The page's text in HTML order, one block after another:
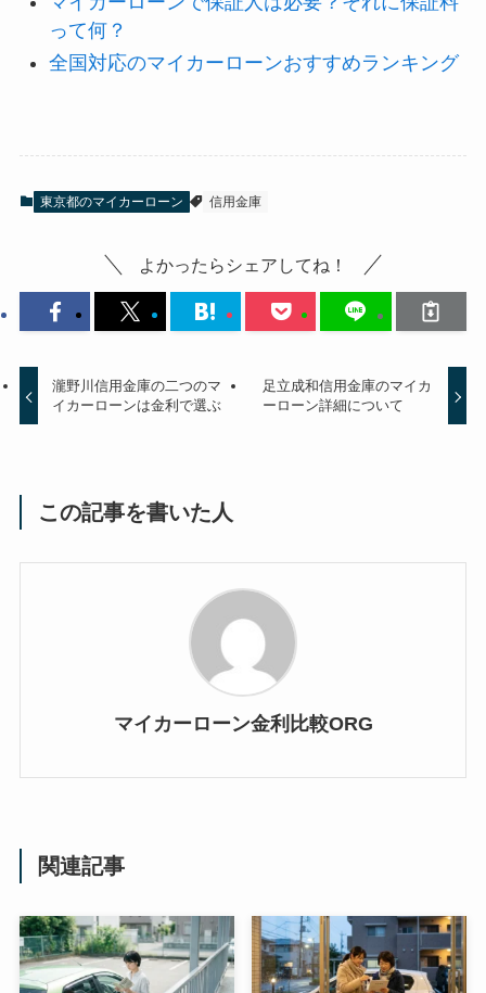
って何？
全国対応のマイカーローンおすすめランキング
東京都のマイカーローン 信用金庫
よかったらシェアしてね！
瀧野川信用金庫の二つのマ
イカーローンは金利で選ぶ
足立成和信用金庫のマイカ
ーローン詳細について
この記事を書いた人
マイカーローン金利比較ORG
関連記事